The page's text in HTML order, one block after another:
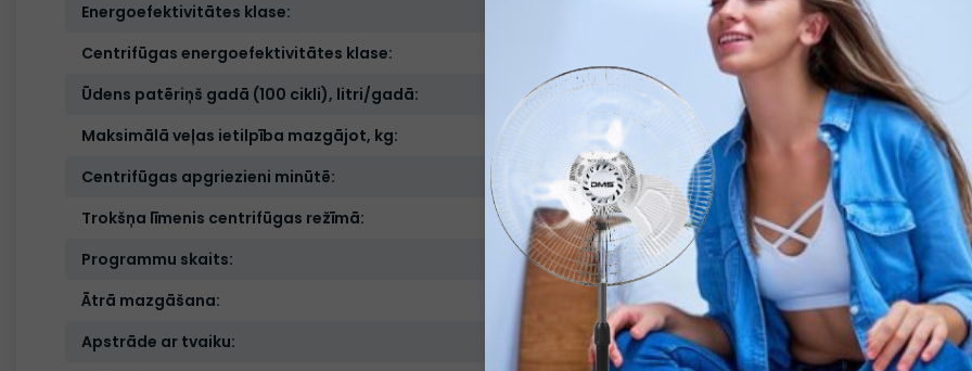
Energoefektivitātes klase:
Centrifūgas energoefektivitātes klase:
Ūdens patēriņš gadā (100 cikli), litri/gadā:
4300
Maksimālā veļas ietilpība mazgājot, kg:
Centrifūgas apgriezieni minūtē:
1200
Trokšņa līmenis centrifūgas režīmā:
74
Programmu skaits:
15
Ātrā mazgāšana:
Apstrāde ar tvaiku: